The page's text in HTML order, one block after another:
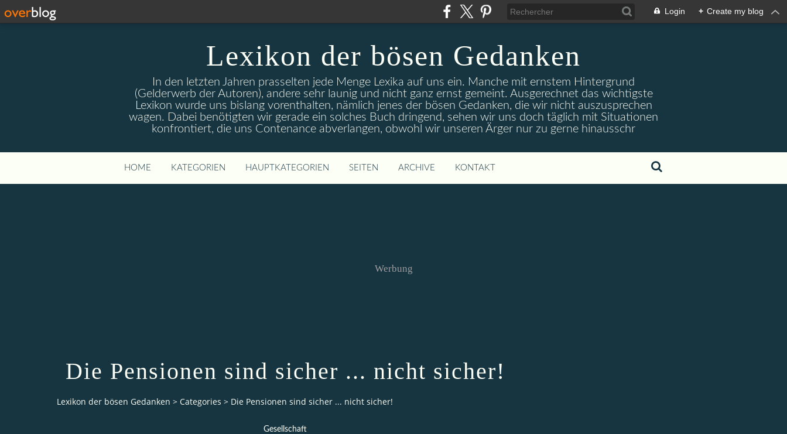
Login + Create my blog
Lexikon der bösen Gedanken
In den letzten Jahren prasselten jede Menge Lexika auf uns ein. Manche mit ernstem Hintergrund
(Gelderwerb der Autoren), andere sehr launig und nicht ganz ernst gemeint. Ausgerechnet das wichtigste
Lexikon wurde uns bislang vorenthalten, nämlich jenes der bösen Gedanken, die wir nicht auszusprechen
wagen. Dabei benötigten wir gerade ein solches Buch dringend, sehen wir uns doch täglich mit Situationen
konfrontiert, die uns Contenance abverlangen, obwohl wir unseren Ärger nur zu gerne hinausschr
HOME KATEGORIEN HAUPTKATEGORIEN SEITEN ARCHIVE KONTAKT
Werbung
Die Pensionen sind sicher ... nicht sicher!
Lexikon der bösen Gedanken > Categories > Die Pensionen sind sicher ... nicht sicher!
Gesellschaft